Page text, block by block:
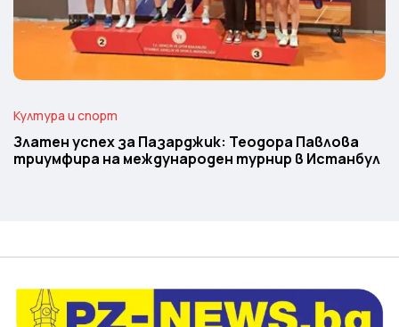
Култура и спорт
Златен успех за Пазарджик: Теодора Павлова
триумфира на международен турнир в Истанбул